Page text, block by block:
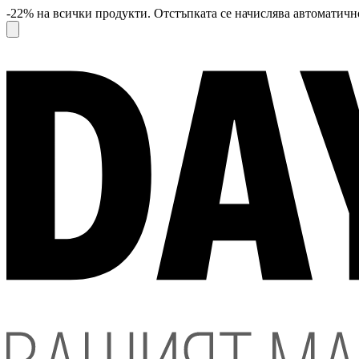
-22% на всички продукти. Отстъпката се начислява